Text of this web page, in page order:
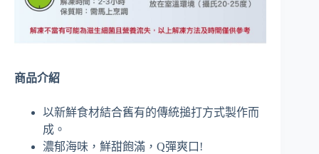
商品介紹
以新鮮食材結合舊有的傳統搥打方式製作而
成。
濃郁海味，鮮甜飽滿，Q彈爽口!